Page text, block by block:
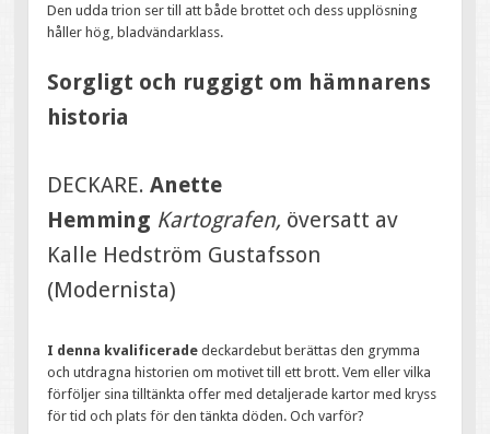
Den udda trion ser till att både brottet och dess upplösning
håller hög, bladvändarklass.
Sorgligt och ruggigt om hämnarens
historia
DECKARE.Anette
Hemming Kartografen, översatt av
Kalle Hedström Gustafsson
(Modernista)
I denna kvalificerade deckardebut berättas den grymma
och utdragna historien om motivet till ett brott. Vem eller vilka
förföljer sina tilltänkta offer med detaljerade kartor med kryss
för tid och plats för den tänkta döden. Och varför?